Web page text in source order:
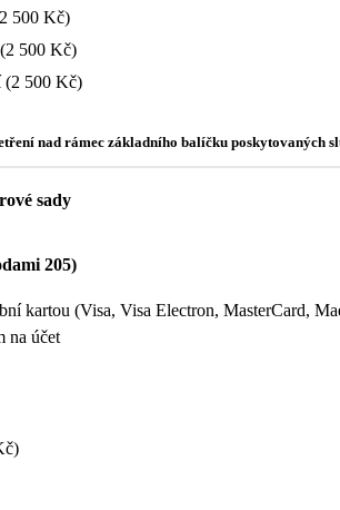
500 Kč)
500 Kč)
(2 500 Kč)
nad rámec základního balíčku poskytovaných
sady
205)
kartou (Visa, Visa Electron, MasterCard,
na účet